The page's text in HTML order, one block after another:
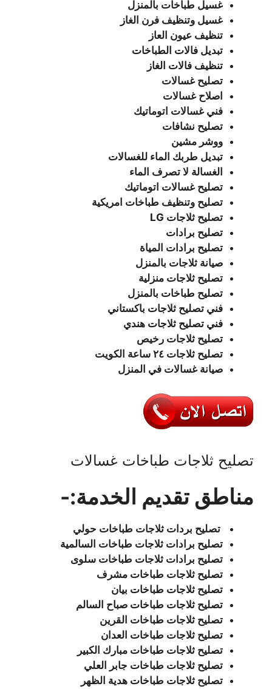
غسيل طباخات بالمنزل
غسيل وتنظيف فرن الغاز
تنظيف عيون العاز
تبديل فالات الطباخات
تنظيف فالات الغاز
تصليح غسالات
اصلاح غسالات
فني غسالات اتوماتيك
تصليح نشافات
ووشر مشين
تبديل طربك الماء للغسالات
الغسالة لا تصرف الماء
تصليح غسالات اتوماتيك
تصليح وتنظيف طباخات امريكية
تصليح ثلاجات LG
تصليح برادات
تصليح برادات المياة
صيانة ثلاجات بالمنزل
تصليح ثلاجات منزلية
تصليح طباخات بالمنزل
فني تصليح ثلاجات باكستاني
فني تصليح ثلاجات هندي
تصليح ثلاجات رخيص
تصليح ثلاجات ٢٤ ساعة الكويت
صيانة غسالات في المنزل
تصليح ثلاجات طباخات غسالات
مناطق تقديم الخدمة:-
تصليح بردات ثلاجات طباخات حولي
تصليح برادات ثلاجات طباخات السالمية
تصليح برادات ثلاجات طباخات سلوى
تصليح ثلاجات طباخات مشرف
تصليح ثلاجات طباخات بيان
تصليح ثلاجات طباخات صباح السالم
تصليح ثلاجات طباخات القرين
تصليح ثلاجات طباخات العدان
تصليح ثلاجات طباخات مبارك الكبير
تصليح ثلاجات طباخات جابر العلي
تصليح ثلاجات طباخات هدية الظهر